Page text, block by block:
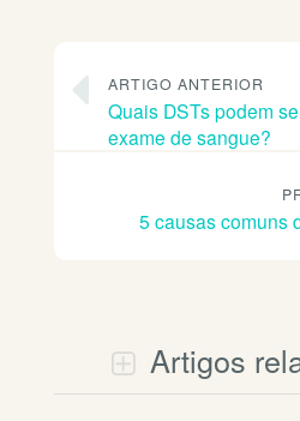
ARTIGO ANTERIOR
Quais DSTs podem
exame de sangue?
5 causas comuns
Artigos